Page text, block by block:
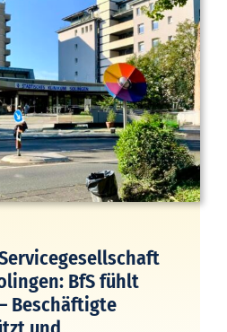
BfS fühlt
Beschäftigte